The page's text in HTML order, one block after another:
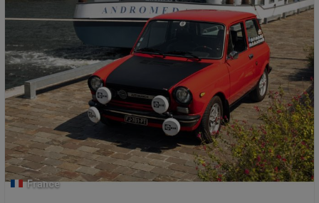
France